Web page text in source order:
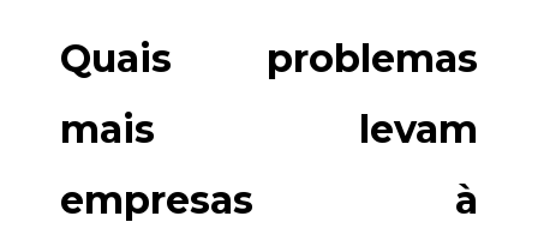
Quais problemas
mais levam
empresas à